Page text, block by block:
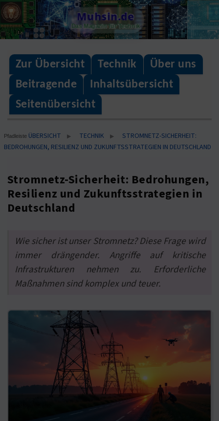
Skip
to
content
Muhsin.de
Das Magazin für Technik
Zur Übersicht Technik
Über uns
Beitragende
Inhaltsübersicht
Seitenübersicht
Pfadleiste ÜBERSICHT ▶ TECHNIK ▶
STROMNETZ-SICHERHEIT:
BEDROHUNGEN, RESILIENZ UND ZUKUNFTSSTRATEGIEN IN DEUTSCHLAND
Stromnetz-Sicherheit: Bedrohungen,
Resilienz und Zukunftsstrategien in
Deutschland
Wie sicher ist unser Stromnetz? Diese Frage wird
immer drängender. Angriffe auf kritische
Infrastrukturen nehmen zu. Erforderliche
Maßnahmen sind komplex und teuer.